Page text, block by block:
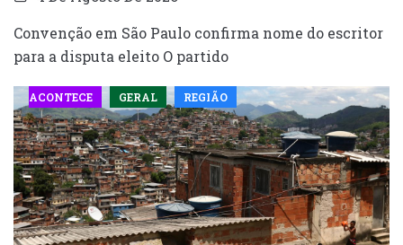
Convenção em São Paulo confirma nome do escritor
para a disputa eleito O partido
ACONTECE GERAL REGIÃO